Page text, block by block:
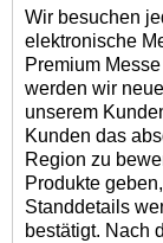
Wir besuchen
elektronische
Premium
werden wir
unserem
Kunden das
Region zu
Produkte
Standdetails
bestätigt. Nach